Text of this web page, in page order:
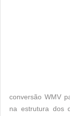
conversão WMV
na estrutura dos